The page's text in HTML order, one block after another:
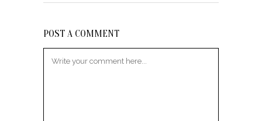
POST A COMMENT